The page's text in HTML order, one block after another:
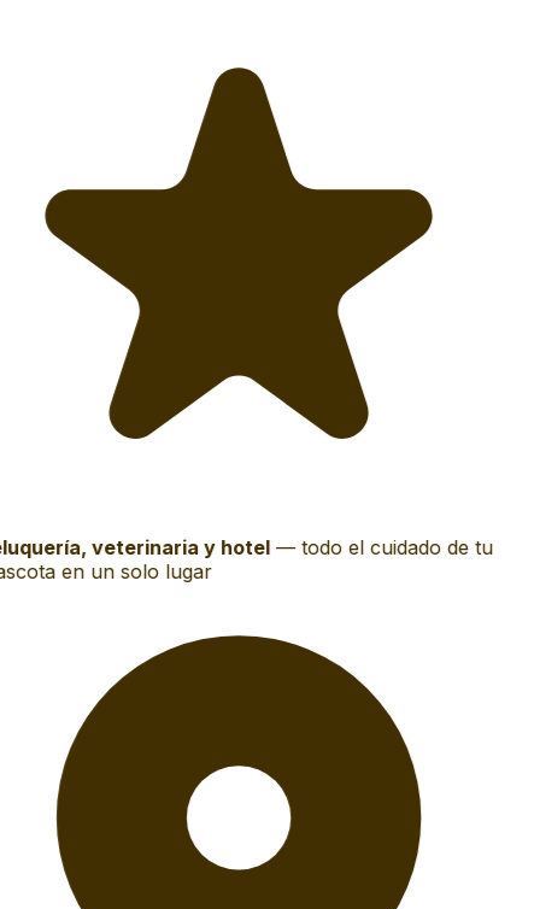
veterinaria y hotel—todo el cuidado de tu
en un solo lugar